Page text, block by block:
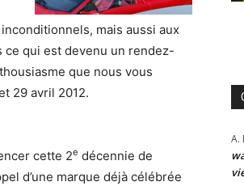
mais aussi aux
qui est devenu un rendez-
que nous vous
29 avril 2012.
cette 2e décennie de
d’une marque déjà célébrée
A.